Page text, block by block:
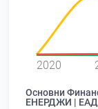
2020
Основни
ЕНЕРДЖИ | ЕАД